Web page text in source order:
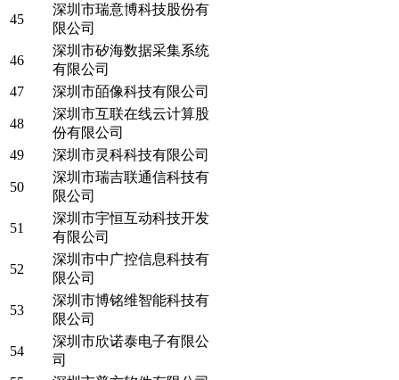
45
深圳市瑞意博科技股份有
限公司
46
深圳市矽海数据采集系统
有限公司
47
深圳市皕像科技有限公司
48
深圳市互联在线云计算股
份有限公司
49
深圳市灵科科技有限公司
50
深圳市瑞吉联通信科技有
限公司
51
深圳市宇恒互动科技开发
有限公司
52
深圳市中广控信息科技有
限公司
53
深圳市博铭维智能科技有
限公司
54
深圳市欣诺泰电子有限公
司